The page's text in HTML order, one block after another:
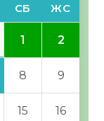
СБ ЖС
1 2
8 9
15 16